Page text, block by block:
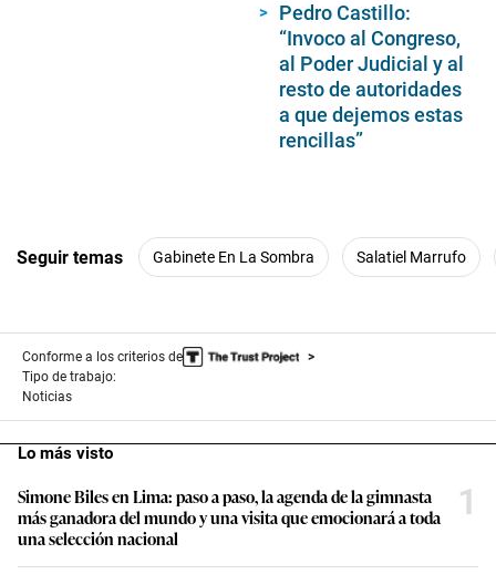
Pedro Castillo:
“Invoco al Congreso,
al Poder Judicial y al
resto de autoridades
a que dejemos estas
rencillas”
Seguir temas Gabinete En La Sombra Salatiel Marrufo
Conforme a los criterios de
Tipo de trabajo:
Noticias
Lo más visto
Simone Biles en Lima: paso a paso, la agenda de la gimnasta
más ganadora del mundo y una visita que emocionará a toda
una selección nacional
1